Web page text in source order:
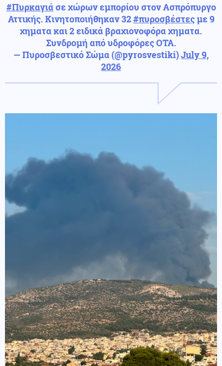
#Πυρκαγιάσε χώρων εμπορίου στον Ασπρόπυργο
Αττικής. Κινητοποιήθηκαν 32#πυροσβέστεςμε 9
χηματα και 2 ειδικά βραχιονοφόρα χηματα.
Συνδρομή από υδροφόρες ΟΤΑ.
— Πυροσβεστικό Σώμα (@pyrosvestiki)July 9,
2026